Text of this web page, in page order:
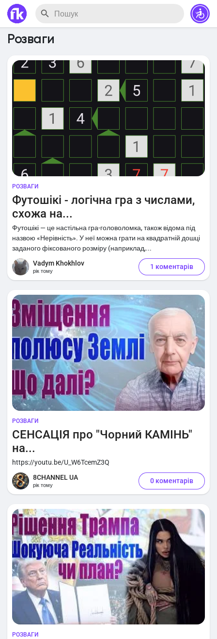
Розваги
РОЗВАГИ
Футошікі - логічна гра з числами,
схожа на...
Футошікі — це настільна гра-головоломка, також відома під
назвою «Нерівність». У неї можна грати на квадратній дошці
заданого фіксованого розміру (наприклад,...
Vadym Khokhlov
рік тому
1 коментарів
РОЗВАГИ
СЕНСАЦІЯ про "Чорний КАМІНЬ"
на...
https://youtu.be/U_W6TcemZ3Q
8CHANNEL UA
рік тому
0 коментарів
РОЗВАГИ